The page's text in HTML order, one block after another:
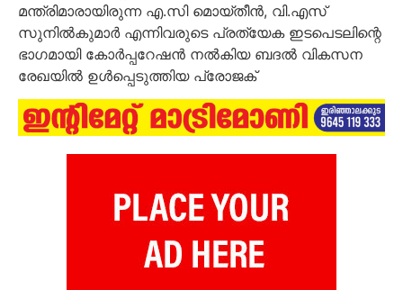
മന്ത്രിമാരായിരുന്ന എ.സി മൊയ്തീന്‍, വി.എസ്
സുനില്‍കുമാര്‍ എന്നിവരുടെ പ്രത്യേക ഇടപെടലിന്റെ
ഭാഗമായി കോര്‍പ്പറേഷന്‍ നല്‍കിയ ബദല്‍ വികസന
രേഖയില്‍ ഉള്‍പ്പെടുത്തിയ പ്രോജക്